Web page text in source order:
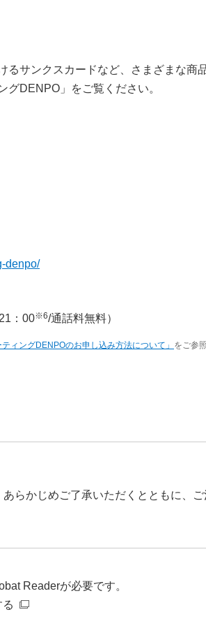
るサンクスカードなど、さまざまな商
DENPO」をご覧ください。
denpo/
：00※6/通話料無料）
ィングDENPOのお申し込み方法について」 をご参
らかじめご了承いただくとともに、ご
Readerが必要です。